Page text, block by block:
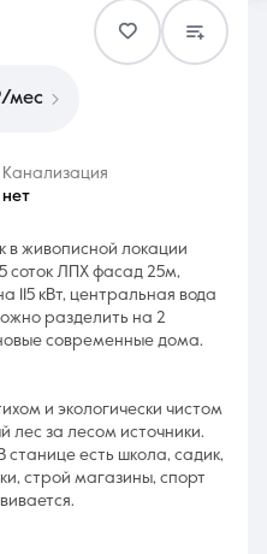
00-00
мес
Канализация
нет
в живописной локации
соток ЛПХ фасад 25м,
115 кВт, центральная вода
разделить на 2
современные дома.
и экологически чистом
лес за лесом источники.
есть школа, садик,
строй магазины, спорт